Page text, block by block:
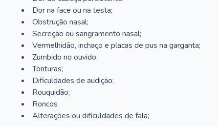
Dor na face ou na testa;
Obstrução nasal;
Secreção ou sangramento nasal;
Vermelhidão, inchaço e placas de pus na garganta;
Zumbido no ouvido;
Tonturas;
Dificuldades de audição;
Rouquidão;
Roncos
Alterações ou dificuldades de fala;